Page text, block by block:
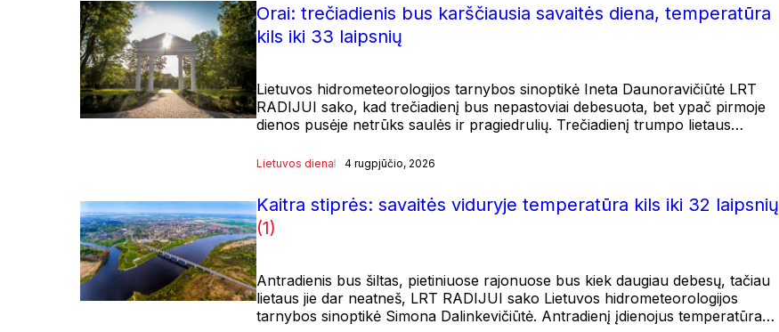
Orai: trečiadienis bus karščiausia savaitės diena, temperatūra
kils iki 33 laipsnių
Lietuvos hidrometeorologijos tarnybos sinoptikė Ineta Daunoravičiūtė LRT
RADIJUI sako, kad trečiadienį bus nepastoviai debesuota, bet ypač pirmoje
dienos pusėje netrūks saulės ir pragiedrulių. Trečiadienį trumpo lietaus…
Lietuvos diena 4 rugpjūčio, 2026
Kaitra stiprės: savaitės viduryje temperatūra kils iki 32 laipsnių
(1)
Antradienis bus šiltas, pietiniuose rajonuose bus kiek daugiau debesų, tačiau
lietaus jie dar neatneš, LRT RADIJUI sako Lietuvos hidrometeorologijos
tarnybos sinoptikė Simona Dalinkevičiūtė. Antradienį įdienojus temperatūra…